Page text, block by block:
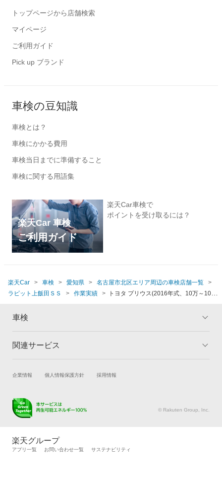
トップページから店舗検索
マイページ
ご利用ガイド
Pick up ブランド
車検の豆知識
車検とは？
車検にかかる費用
車検当日までに準備すること
車検に関する用語集
楽天Car 車検
ご利用ガイド
楽天Car車検で
ポイントを受け取るには？
楽天Car 車検 愛知県
名古屋市北区エリア周辺の車検店舗一覧
ラピット上飯田ＳＳ
作業実績
トヨタ プリウス(2016年式、10万～10万5
車検
トップ
車検の基礎知識 キャンペーン一覧
関連サービス
試乗・商談 新車購入
キズ修理予約
メンテナンス管理
自動車カタログ 自動車保険
企業情報 個人情報保護方針 採用情報
© Rakuten Group, Inc.
楽天グループ
アプリ一覧 お問い合わせ一覧 サステナビリティ